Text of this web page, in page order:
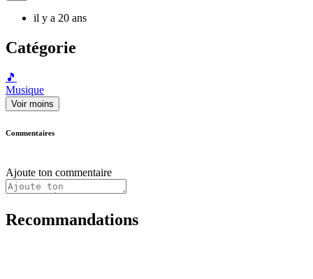
il y a 20 ans
Catégorie
🎵
Musique
Voir moins
Commentaires
Ajoute ton commentaire
Recommandations